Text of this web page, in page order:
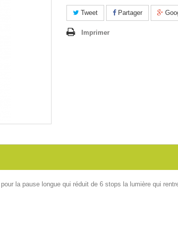
Tweet Partager
Imprimer
la pause longue qui réduit de 6 stops la lumière qui